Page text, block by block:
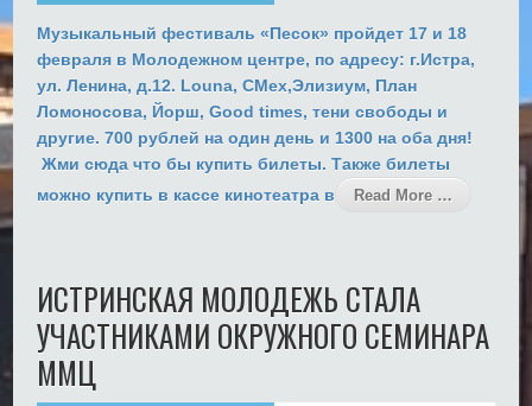
Музыкальный фестиваль «Песок» пройдет 17 и 18
февраля в Молодежном центре, по адресу: г.Истра,
ул. Ленина, д.12. Louna, СМех,Элизиум, План
Ломоносова, Йорш, Good times, тени свободы и
другие. 700 рублей на один день и 1300 на оба дня!
Жми сюда что бы купить билеты. Также билеты
можно купить в кассе кинотеатра в
Read More …
ИСТРИНСКАЯ МОЛОДЕЖЬ СТАЛА
УЧАСТНИКАМИ ОКРУЖНОГО СЕМИНАРА
ММЦ